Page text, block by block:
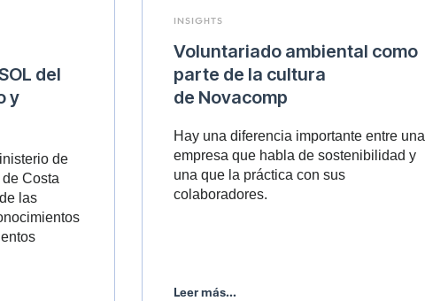
del
y
de
Costa
las
INSIGHTS
Voluntariado ambiental como
parte de la cultura
de Novacomp
Hay una diferencia importante entre una
empresa que habla de sostenibilidad y
una que la práctica con sus
colaboradores.
Leer más...